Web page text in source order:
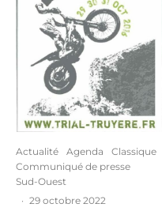
Actualité Agenda
Classique
Communiqué de presse
Sud-Ouest
· 29 octobre 2022